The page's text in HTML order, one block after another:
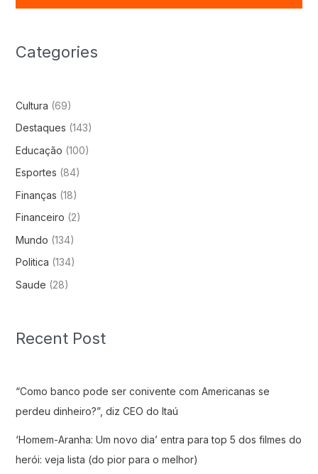
Categories
Cultura (69)
Destaques (143)
Educação (100)
Esportes (84)
Finanças (18)
Financeiro (2)
Mundo (134)
Politica (134)
Saude (28)
Recent Post
“Como banco pode ser conivente com Americanas se
perdeu dinheiro?”, diz CEO do Itaú
‘Homem-Aranha: Um novo dia’ entra para top 5 dos filmes do
herói: veja lista (do pior para o melhor)